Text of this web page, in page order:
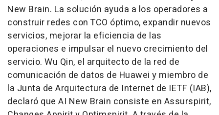
New Brain. La solución ayuda a los operadores a
construir redes con TCO óptimo, expandir nuevos
servicios, mejorar la eficiencia de las
operaciones e impulsar el nuevo crecimiento del
servicio. Wu Qin, el arquitecto de la red de
comunicación de datos de Huawei y miembro de
la Junta de Arquitectura de Internet de IETF (IAB),
declaró que AI New Brain consiste en Assurspirit,